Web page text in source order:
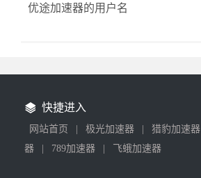
优途加速器的用户名
快捷进入
网站首页 极光加速器 猎豹加速器
器
789加速器 飞蛾加速器